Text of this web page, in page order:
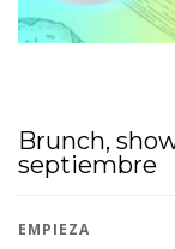
Brunch,
septiembre
EMPIEZA